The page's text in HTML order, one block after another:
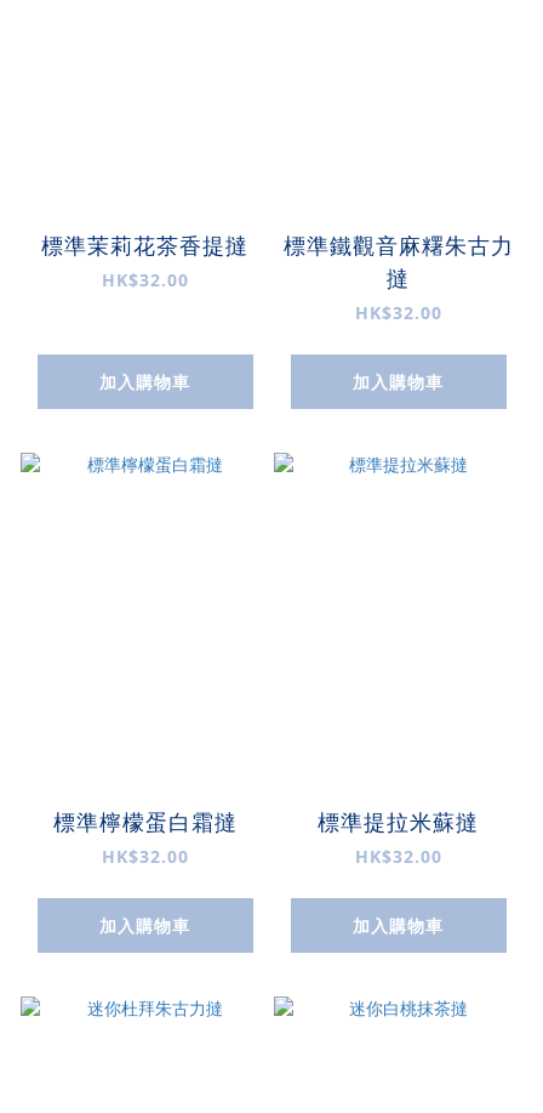
標準茉莉花茶香提撻
HK$32.00
加入購物車
標準鐵觀音麻糬朱古力
撻
HK$32.00
加入購物車
標準檸檬蛋白霜撻
HK$32.00
加入購物車
標準提拉米蘇撻
HK$32.00
加入購物車